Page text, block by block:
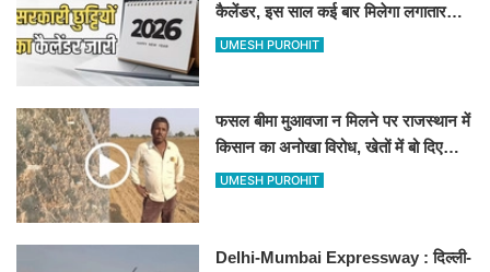
कैलेंडर, इस साल कई बार मिलेगा लगातार
अवकाश, देखें
UMESH PUROHIT
फसल बीमा मुआवजा न मिलने पर राजस्थान में
किसान का अनोखा विरोध, खेतों में बो दिए
500-500 रुपए के नोट, वीडियो वायरल
UMESH PUROHIT
Delhi-Mumbai Expressway : दिल्ली-